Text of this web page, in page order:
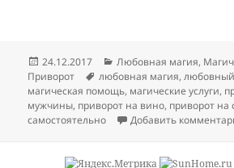
Опубликовано
24.12.2017 Рубрики
Любовная магия,
Приворот
Метки
любовная магия,
магическая помощь, магические услуги,
мужчины, приворот на вино, приворот на
самостоятельно
Добавить